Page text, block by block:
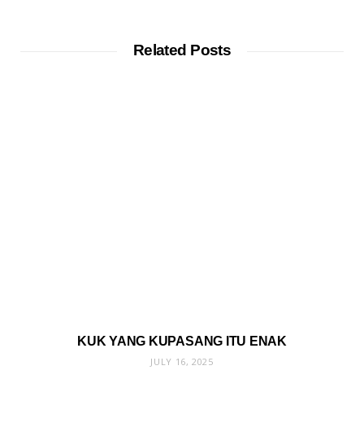
Related Posts
KUK YANG KUPASANG ITU ENAK
JULY 16, 2025